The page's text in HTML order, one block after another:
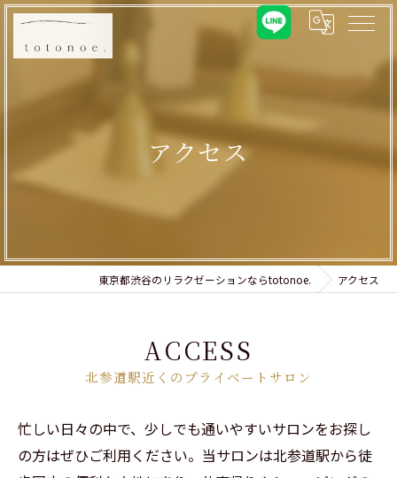
アクセス
東京都渋谷のリラクゼーションならtotonoe. アクセス
北参道駅近くのプライベートサロン
ACCESS
忙しい日々の中で、少しでも通いやすいサロンをお探し
の方はぜひご利用ください。当サロンは北参道駅から徒